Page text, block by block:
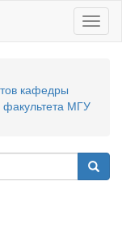
кафедры
факультета МГУ